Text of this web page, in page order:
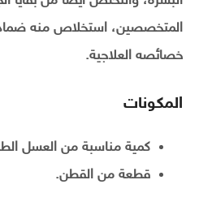
المتخصصين، استخلاص منه
خصائصه العلاجية.
المكونات
كمية مناسبة من العسل
قطعة من القطن.